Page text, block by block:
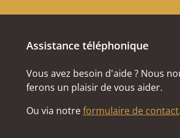
Assistance téléphonique
Vous avez besoin d'aide ? Nous
ferons un plaisir de vous aider.
Ou via notreformulaire de contact.